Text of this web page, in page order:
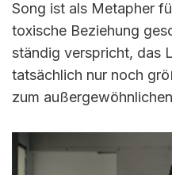
Song ist als Metapher
toxische Beziehung
ständig verspricht, das
tatsächlich nur noch
zum